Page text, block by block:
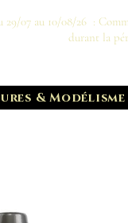
29/07 au 10/08/26 :
durant la
& Modélisme